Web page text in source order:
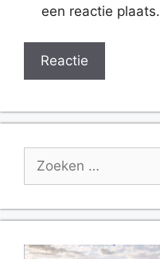
een reactie plaats.
naar: